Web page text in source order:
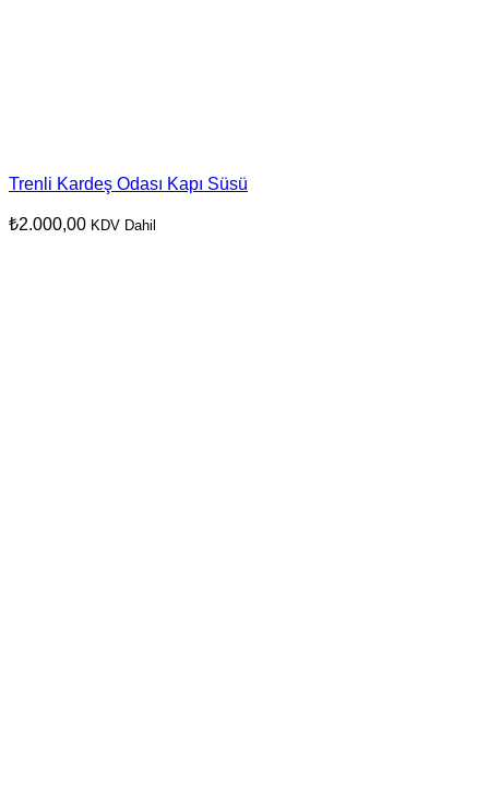
Trenli Kardeş Odası Kapı Süsü
₺2.000,00 KDV Dahil